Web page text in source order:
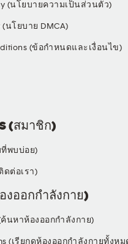
(นโยบายความเป็นส่วนตัว)
(นโยบาย DMCA)
(ข้อกำหนดและเงื่อนไข)
งออกกำลังกาย)
ค้นหาห้องออกกำลังกาย)
(เรียกดูห้องออกกำลังกายทั้งหม
(สมาชิก)
ที่พบบ่อย)
ดต่อเรา)